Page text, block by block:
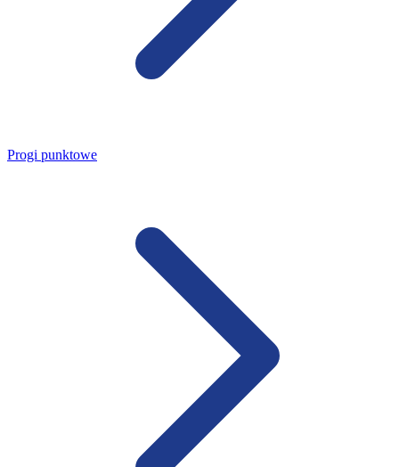
Progi punktowe